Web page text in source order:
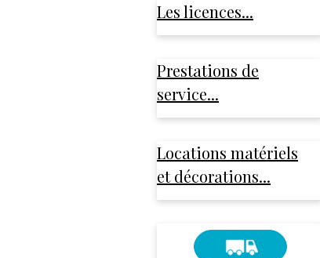
Les licences...
Prestations de
service...
Locations matériels
et décorations...